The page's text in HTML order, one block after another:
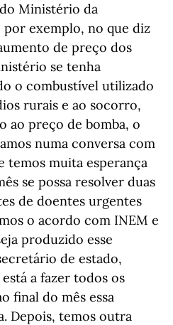
Ministério da
exemplo, no que diz
de preço dos
se tenha
o combustível utilizado
rurais e ao socorro,
ao preço de bomba, o
numa conversa com
temos muita esperança
se possa resolver duas
de doentes urgentes
o acordo com INEM e
produzido esse
de estado,
a fazer todos os
final do mês essa
Depois, temos outra